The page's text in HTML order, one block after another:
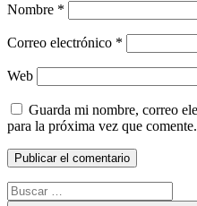
Nombre *
Correo electrónico *
Web
Guarda mi nombre, correo
para la próxima vez que comente.
Buscar: